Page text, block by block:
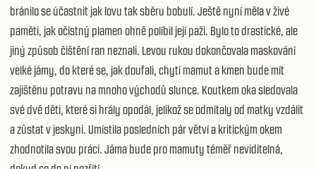
bránilo se účastnit jak lovu tak sběru bobulí. Ještě nyní měla v živé
paměti, jak očistný plamen ohně políbil její paži. Bylo to drastické, ale
jiný způsob čištění ran neznali. Levou rukou dokončovala maskování
velké jámy, do které se, jak doufali, chytí mamut a kmen bude mít
zajištěnu potravu na mnoho východů slunce. Koutkem oka sledovala
své dvě děti, které si hrály opodál, jelikož se odmítaly od matky vzdálit
a zůstat v jeskyni. Umístila posledních pár větví a kritickým okem
zhodnotila svou práci. Jáma bude pro mamuty téměř neviditelná,